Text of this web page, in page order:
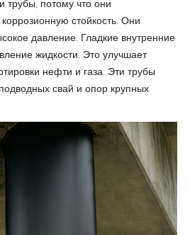
трубы, потому что они
стойкость. Они
давление. Гладкие внутренние
жидкости. Это улучшает
нефти и газа. Эти трубы
свай и опор крупных